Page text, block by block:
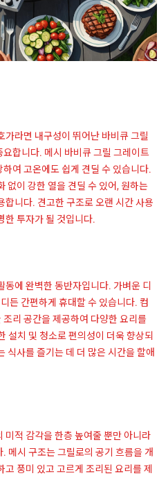
가라면 내구성이 뛰어난 바비큐 그릴
합니다. 메시 바비큐 그릴 그레이트
여 고온에도 쉽게 견딜 수 있습니다.
없이 강한 열을 견딜 수 있어, 원하는
합니다. 견고한 구조로 오랜 시간 사용
한 투자가 될 것입니다.
동에 완벽한 동반자입니다. 가벼운 디
든 간편하게 휴대할 수 있습니다. 컴
리 공간을 제공하여 다양한 요리를
설치 및 청소로 편의성이 더욱 향상되
식사를 즐기는 데 더 많은 시간을 할애
미적 감각을 한층 높여줄 뿐만 아니라
메시 구조는 그릴로의 공기 흐름을 개
고 풍미 있고 고르게 조리된 요리를 제